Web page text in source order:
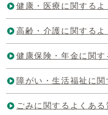
健康・医療に関するよ
高齢・介護に関するよ
健康保険・年金に関す
障がい・生活福祉に
ごみに関するよくある